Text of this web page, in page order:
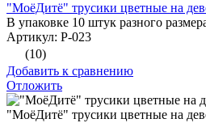
"МоёДитё" трусики цветные на
В упаковке 10 штук разного
Артикул: Р-023
(10)
Добавить к сравнению
Отложить
"МоёДитё" трусики цветные на